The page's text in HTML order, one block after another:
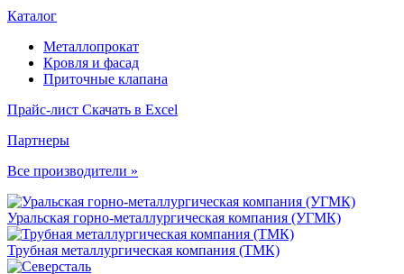
Каталог
Металлопрокат
Кровля и фасад
Приточные клапана
Прайс-лист Скачать в Excel
Партнеры
Все производители »
Уральская горно-металлургическая компания (УГМК)
Трубная металлургическая компания (ТМК)